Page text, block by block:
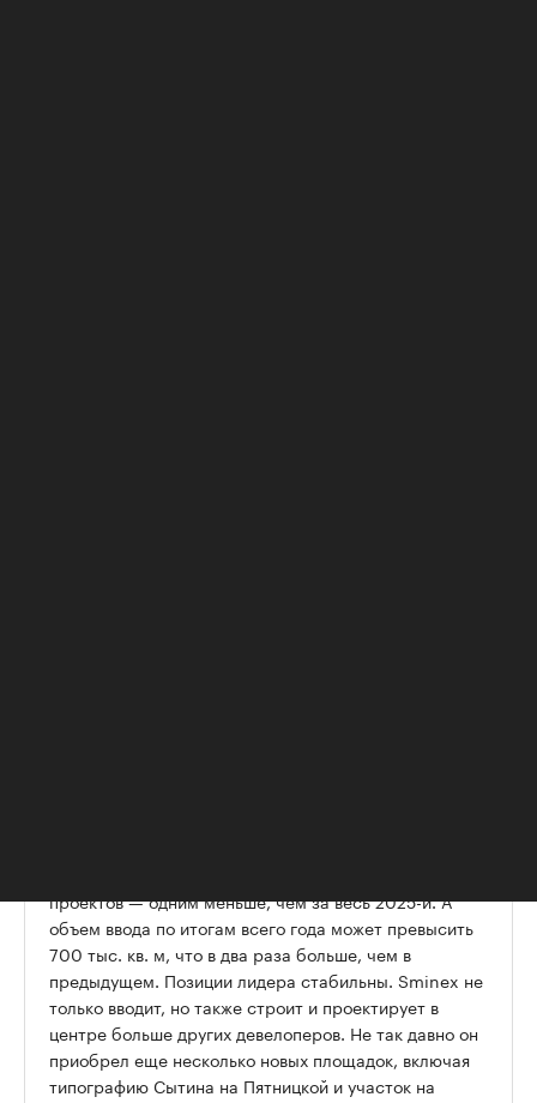
проектов — одним меньше, чем за весь 2025-й. А
объем ввода по итогам всего года может превысить
700 тыс. кв. м, что в два раза больше, чем в
предыдущем. Позиции лидера стабильны. Sminex не
только вводит, но также строит и проектирует в
центре больше других девелоперов. Не так давно он
приобрел еще несколько новых площадок, включая
типографию Сытина на Пятницкой и участок на